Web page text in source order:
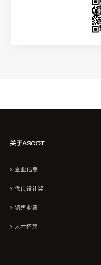
关于ASCOT
企业信息
优良设计奖
销售业绩
人才招聘